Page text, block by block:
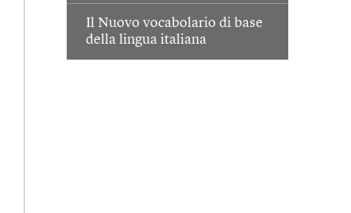
Il Nuovo vocabolario di base
della lingua italiana